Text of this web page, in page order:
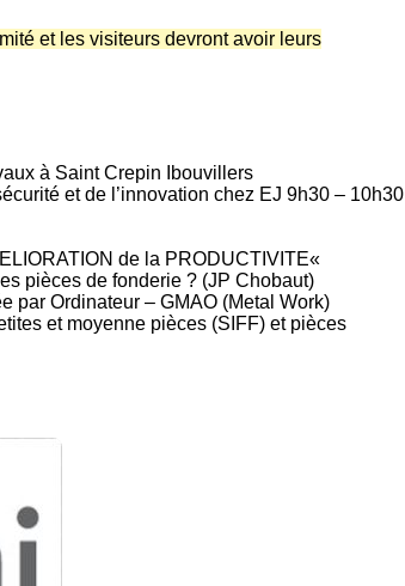
et les visiteurs devront avoir leurs
à Saint Crepin Ibouvillers
et de l’innovation chez EJ 9h30 – 10h30
de la PRODUCTIVITE«
pièces de fonderie ? (JP Chobaut)
par Ordinateur – GMAO (Metal Work)
et moyenne pièces (SIFF) et pièces